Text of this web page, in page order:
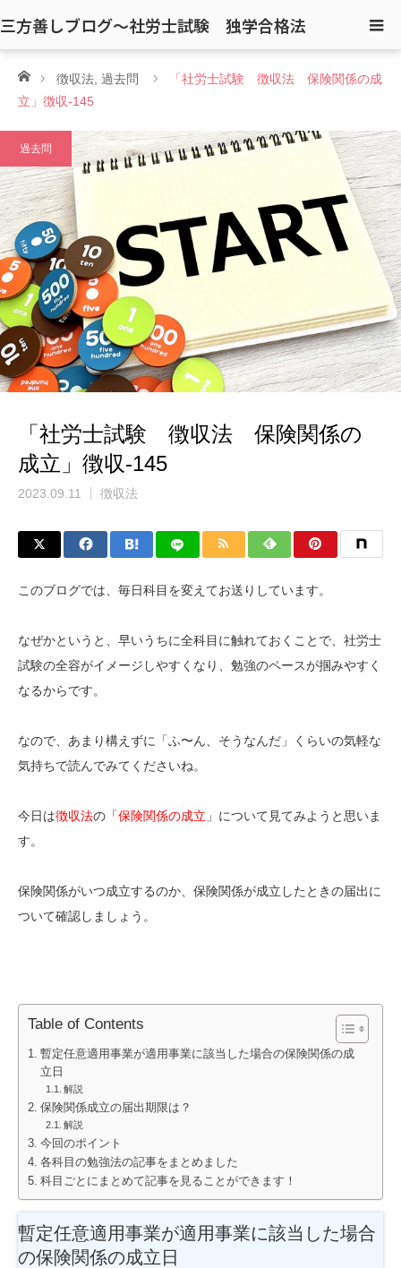
三方善しブログ〜社労士試験 独学合格法
ホーム徴収法 過去問
「社労士試験 徴収法 保険関係の成
立」徴収-145
過去問
「社労士試験 徴収法 保険関係の
成立」徴収-145
2023.09.11 徴収法
このブログでは、毎日科目を変えてお送りしています。
なぜかというと、早いうちに全科目に触れておくことで、社労士
試験の全容がイメージしやすくなり、勉強のペースが掴みやすく
なるからです。
なので、あまり構えずに「ふ〜ん、そうなんだ」くらいの気軽な
気持ちで読んでみてくださいね。
今日は徴収法の「保険関係の成立 」について見てみようと思いま
す。
保険関係がいつ成立するのか、保険関係が成立したときの届出に
ついて確認しましょう。
Table of Contents
暫定任意適用事業が適用事業に該当した場合の保険関係の成
立日
解説
保険関係成立の届出期限は？
解説
今回のポイント
各科目の勉強法の記事をまとめました
科目ごとにまとめて記事を見ることができます！
暫定任意適用事業が適用事業に該当した場合
の保険関係の成立日